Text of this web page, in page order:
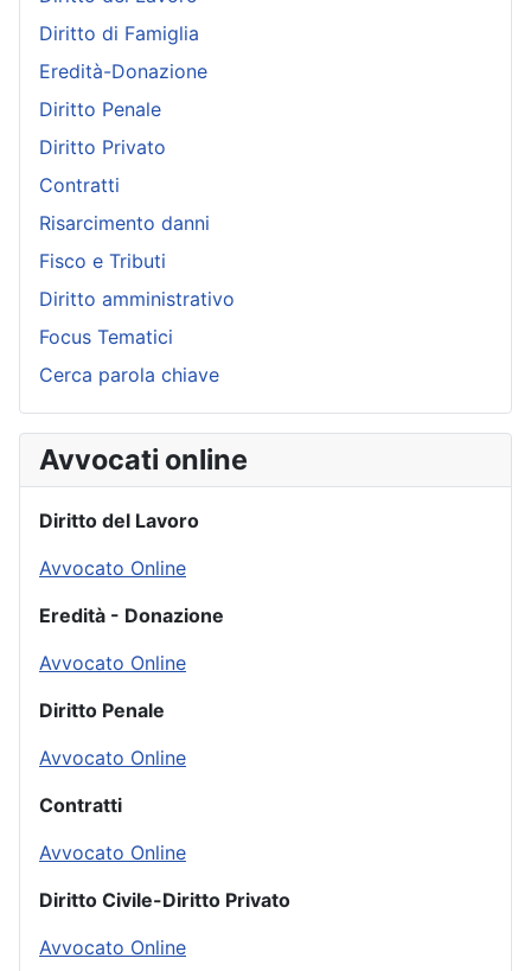
Diritto di Famiglia
Eredità-Donazione
Diritto Penale
Diritto Privato
Contratti
Risarcimento danni
Fisco e Tributi
Diritto amministrativo
Focus Tematici
Cerca parola chiave
Avvocati online
Diritto del Lavoro
Avvocato Online
Eredità - Donazione
Avvocato Online
Diritto Penale
Avvocato Online
Contratti
Avvocato Online
Diritto Civile-Diritto Privato
Avvocato Online